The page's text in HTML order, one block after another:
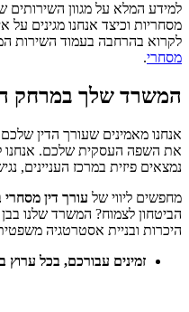
למידע המלא על מגוון
מסחריות וכיצד אנחנו מגינים על
לקרוא בהרחבה בעמוד השירות
מסחרי.
המשרד שלך במרחק
אנחנו מאמינים שעורך הדין
את השפה העסקית שלכם. אנחנו
נמצאים פיזית במרכז העניינים,
מחפשים ליווי של עורך דין
היכרות ובניית אסטרטגיה
זמינים עבורכם, בכל ערוץ